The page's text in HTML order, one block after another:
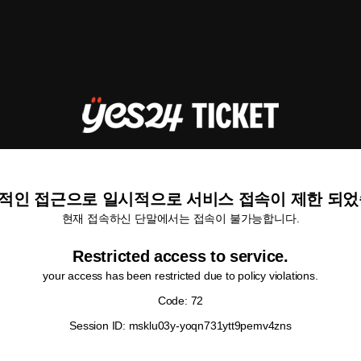
인 접근으로 일시적으로 서비스 접속이 제한 되
현재 접속하신 단말에서는 접속이 불가능합니다.
Restricted access to service.
your access has been restricted due to policy violations.
Code: 72
Session ID: msklu03y-yoqn731ytt9pemv4zns